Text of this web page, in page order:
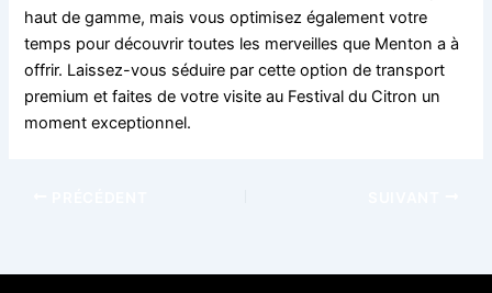
haut de gamme, mais vous optimisez également votre
temps pour découvrir toutes les merveilles que Menton a à
offrir. Laissez-vous séduire par cette option de transport
premium et faites de votre visite au Festival du Citron un
moment exceptionnel.